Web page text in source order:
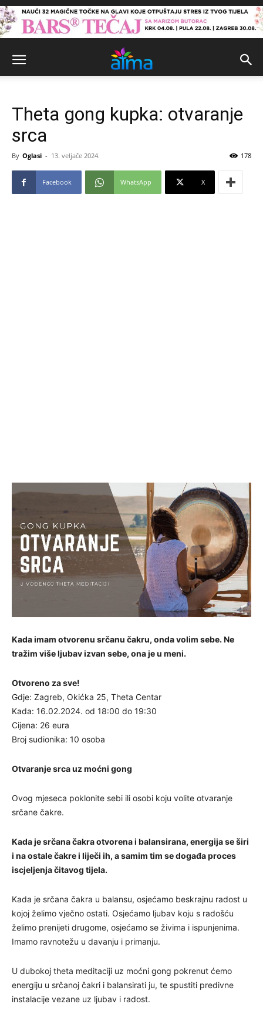
Theta gong kupka: otvaranje
srca
By Oglasi - 13. veljače 2024. 178
Facebook WhatsApp X
Kada imam otvorenu srčanu čakru, onda volim sebe. Ne
tražim više ljubav izvan sebe, ona je u meni.
Otvoreno za sve!
Gdje: Zagreb, Okićka 25, Theta Centar
Kada: 16.02.2024. od 18:00 do 19:30
Cijena: 26 eura
Broj sudionika: 10 osoba
Otvaranje srca uz moćni gong
Ovog mjeseca poklonite sebi ili osobi koju volite otvaranje
srčane čakre.
Kada je srčana čakra otvorena i balansirana, energija se širi
i na ostale čakre i liječi ih, a samim tim se događa proces
iscjeljenja čitavog tijela.
Kada je srčana čakra u balansu, osjećamo beskrajnu radost u
kojoj želimo vječno ostati. Osjećamo ljubav koju s radošću
želimo prenijeti drugome, osjećamo se živima i ispunjenima.
Imamo ravnotežu u davanju i primanju.
U dubokoj theta meditaciji uz moćni gong pokrenut ćemo
energiju u srčanoj čakri i balansirati ju, te spustiti predivne
instalacije vezane uz ljubav i radost.